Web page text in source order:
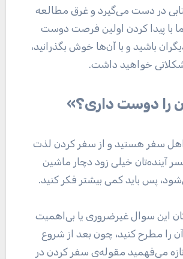
در دست می‌گیرد و غرق مطالعه
با پیدا کردن اولین فرصت دوست
باشید و با آن‌ها خوش بگذرانید،
خواهید داشت.
را دوست داری؟»
اهل سفر هستید و از سفر کردن لذت
آینده‌تان خیلی زود دچار ماشین
پس باید کمی بیشتر فکر کنید.
این سوال غیرضروری یا بی‌اهمیت
را مطرح کنید، چون بعد از شروع
می‌فهمید مقوله‌ی سفر کردن در